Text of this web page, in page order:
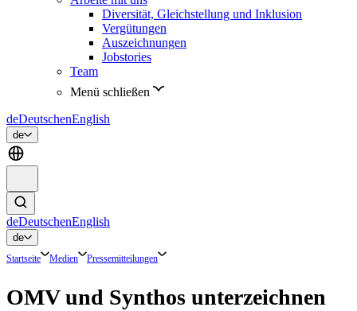
Diversität, Gleichstellung und Inklusion
Vergütungen
Auszeichnungen
Jobstories
Team
Menü schließen
deDeutschenEnglish
de
deDeutschenEnglish
de
Startseite Medien Pressemitteilungen
OMV und Synthos unterzeichnen